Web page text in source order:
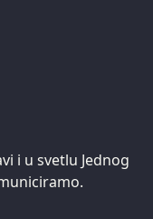
i u svetlu Jednog